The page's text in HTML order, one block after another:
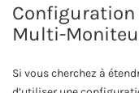
Multi-
Si vous cherchez à